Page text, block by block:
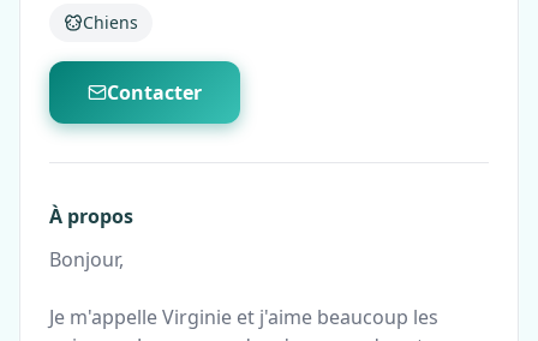
Chiens
Contacter
À propos
Bonjour,
Je m'appelle Virginie et j'aime beaucoup les